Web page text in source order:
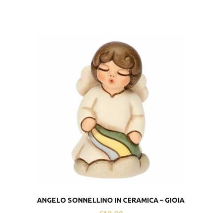
ANGELO SONNELLINO IN CERAMICA – GIOIA